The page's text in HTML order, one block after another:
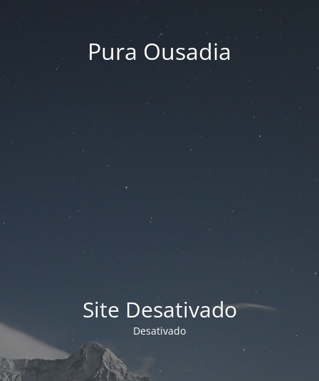
Pura Ousadia
Site Desativado
Desativado